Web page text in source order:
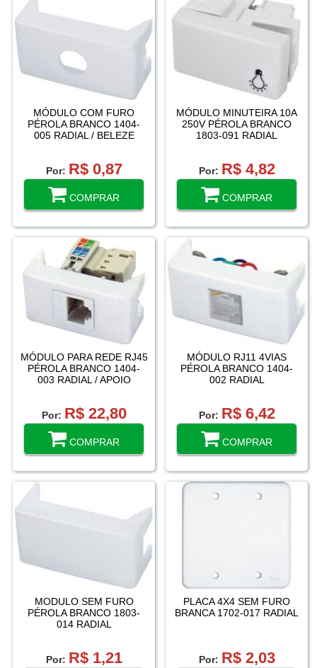
MÓDULO COM FURO
PÉROLA BRANCO 1404-
005 RADIAL / BELEZE
Por: R$ 0,87
COMPRAR
MÓDULO MINUTEIRA 10A
250V PÉROLA BRANCO
1803-091 RADIAL
Por: R$ 4,82
COMPRAR
MÓDULO PARA REDE RJ45
PÉROLA BRANCO 1404-
003 RADIAL / APOIO
Por: R$ 22,80
COMPRAR
MÓDULO RJ11 4VIAS
PÉROLA BRANCO 1404-
002 RADIAL
Por: R$ 6,42
COMPRAR
MODULO SEM FURO
PÉROLA BRANCO 1803-
014 RADIAL
Por: R$ 1,21
PLACA 4X4 SEM FURO
BRANCA 1702-017 RADIAL
Por: R$ 2,03